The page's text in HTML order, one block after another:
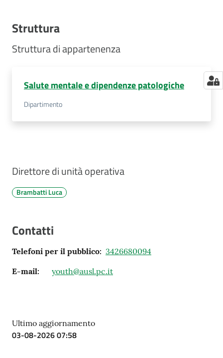
Struttura
Struttura di appartenenza
Salute mentale e dipendenze patologiche
Dipartimento
Direttore di unità operativa
Brambatti Luca
Contatti
Telefoni per il pubblico: 3426680094
E-mail: youth@ausl.pc.it
Ultimo aggiornamento
03-08-2026 07:58